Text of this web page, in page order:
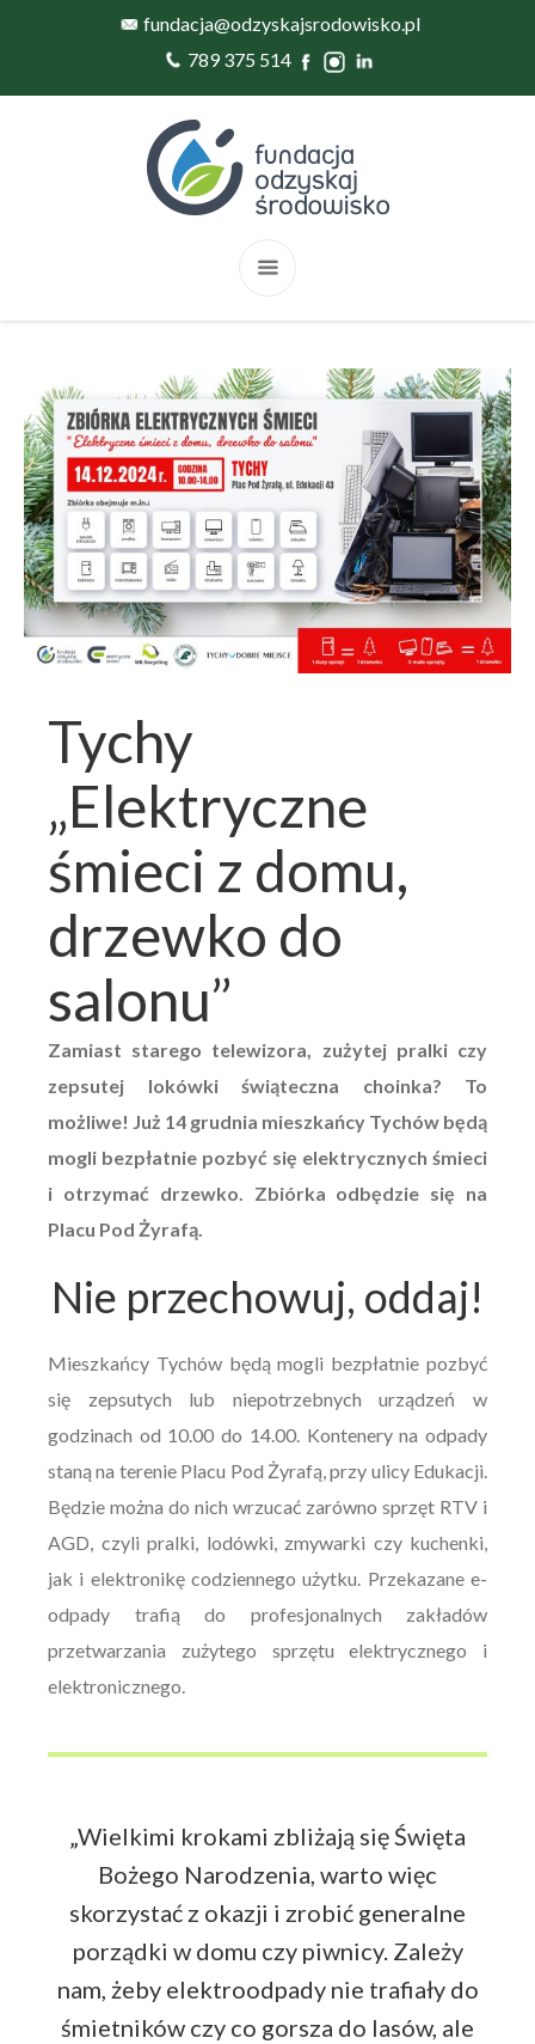
fundacja@odzyskajsrodowisko.pl
789 375 514
Tychy
„Elektryczne
śmieci z domu,
drzewko do
salonu”
Zamiast starego telewizora, zużytej pralki czy
zepsutej lokówki świąteczna choinka? To
możliwe! Już 14 grudnia mieszkańcy Tychów będą
mogli bezpłatnie pozbyć się elektrycznych śmieci
i otrzymać drzewko. Zbiórka odbędzie się na
Placu Pod Żyrafą.
Nie przechowuj, oddaj!
Mieszkańcy Tychów będą mogli bezpłatnie pozbyć
się zepsutych lub niepotrzebnych urządzeń w
godzinach od 10.00 do 14.00. Kontenery na odpady
staną na terenie Placu Pod Żyrafą, przy ulicy Edukacji.
Będzie można do nich wrzucać zarówno sprzęt RTV i
AGD, czyli pralki, lodówki, zmywarki czy kuchenki,
jak i elektronikę codziennego użytku. Przekazane e-
odpady trafią do profesjonalnych zakładów
przetwarzania zużytego sprzętu elektrycznego i
elektronicznego.
„Wielkimi krokami zbliżają się Święta
Bożego Narodzenia, warto więc
skorzystać z okazji i zrobić generalne
porządki w domu czy piwnicy. Zależy
nam, żeby elektroodpady nie trafiały do
śmietników czy co gorsza do lasów, ale